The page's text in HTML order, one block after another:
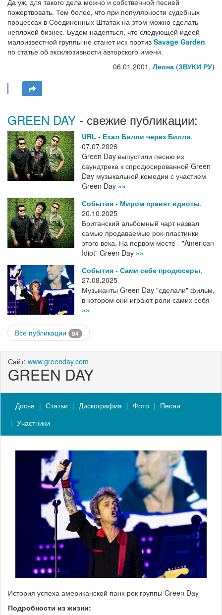
Да уж, для такого дела можно и собственной песней
пожертвовать. Тем более, что при популярности судебных
процессах в Соединенных Штатах на этом можно сделать
неплохой бизнес. Будем надеяться, что следующей идеей
малоизвестной группы не станет иск против Savage Garden
по статье об эксклюзивности авторского имени.
06.01.2001, Леона (ЗВУКИ РУ)
GREEN DAY - свежие публикации:
URL - Ехал Билли через Билли,
07.07.2026
Green Day выпустили песню из
саундтрека к спродюсированной Green
Day музыкальной комедии с участием
Green Day »»
События - Миром правят идиоты,
20.10.2025
Британский альбомный чарт назвал
самые продаваемые рок-пластинки
этого века. На первом месте - "American
Idiot" Green Day »»
События - Сами себе продюсеры,
27.08.2025
Музыканты Green Day "сделали" фильм,
в котором они играют роли самих себя
»»
Все публикации 94
Сайт: www.greenday.com
GREEN DAY
Досье Статьи Дискография Фото
Песни
Участники
История успеха американской панк-рок группы Green Day
Подробности из жизни: